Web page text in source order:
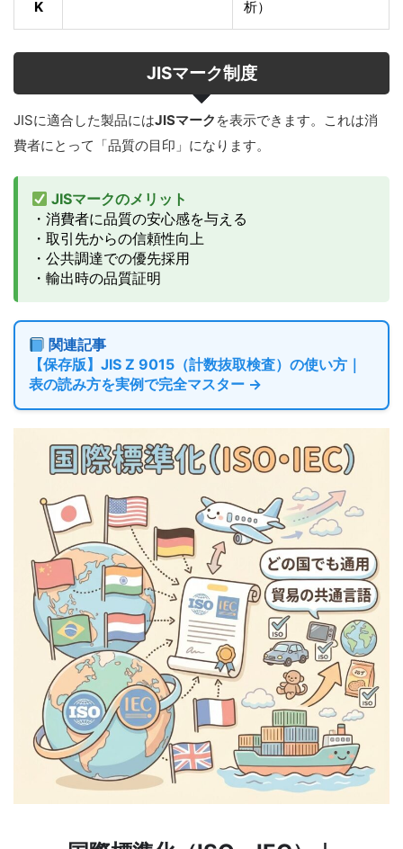
K
析）
JISマーク制度
JISに適合した製品にはJISマーク を表示できます。これは消
費者にとって「品質の目印」になります。
JISマークのメリット
・消費者に品質の安心感を与える
・取引先からの信頼性向上
・公共調達での優先採用
・輸出時の品質証明
関連記事
【保存版】JIS Z 9015（計数抜取検査）の使い方｜
表の読み方を実例で完全マスター →